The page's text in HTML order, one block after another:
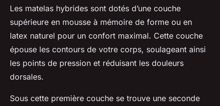
Les matelas hybrides sont dotés d’une couche
supérieure en mousse à mémoire de forme ou en
latex naturel pour un confort maximal. Cette couche
épouse les contours de votre corps, soulageant ainsi
les points de pression et réduisant les douleurs
dorsales.
Sous cette première couche se trouve une seconde